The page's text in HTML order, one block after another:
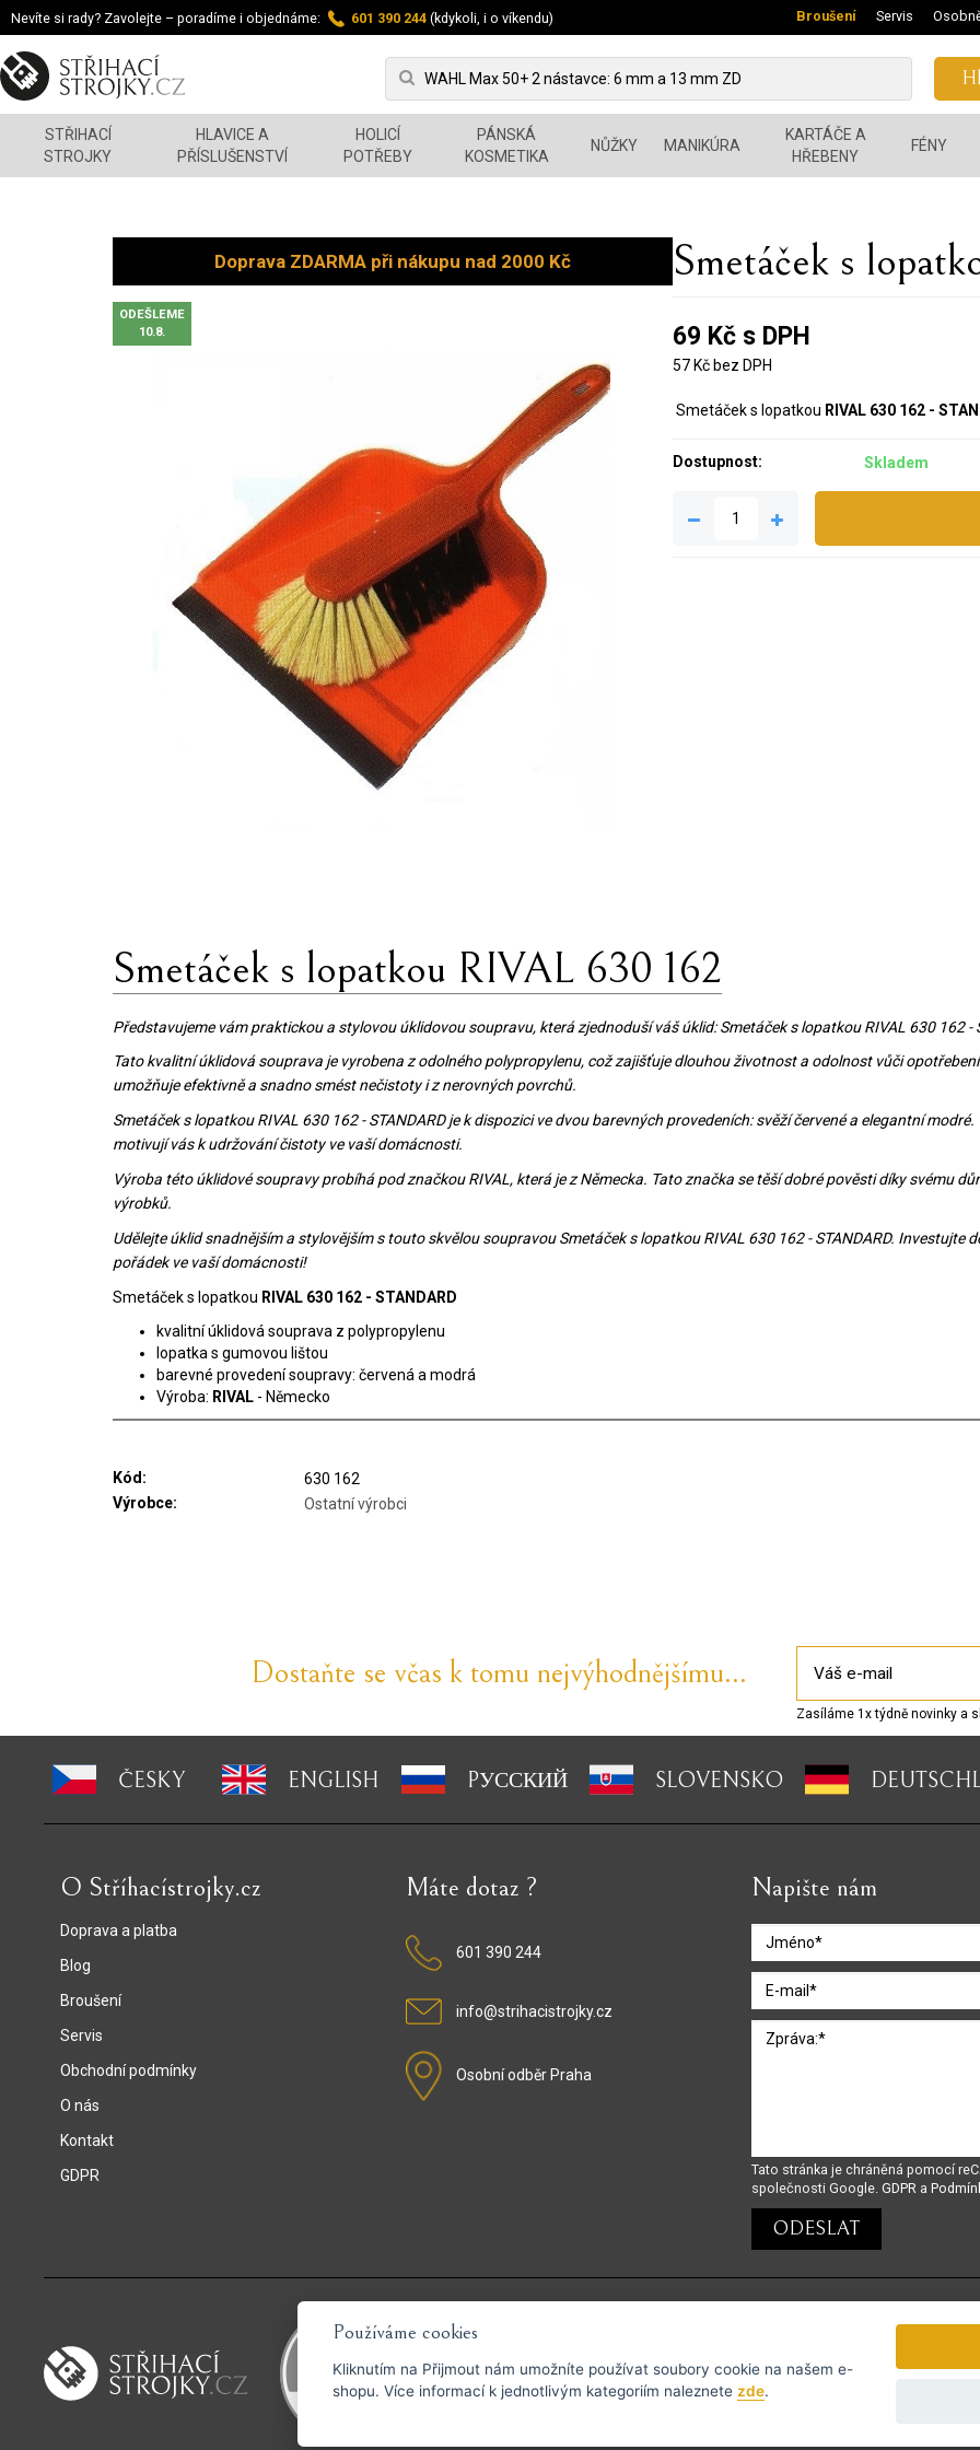
Nevíte si rady? Zavolejte – poradíme i objednáme: 601 390 244 (kdykoli, i o víkendu) Broušení Servis
STŘIHACÍ
STROJKY
HLAVICE A
PŘÍSLUŠENSTVÍ
HOLICÍ
POTŘEBY
PÁNSKÁ
KOSMETIKA
NŮŽKY MANIKÚRA
KARTÁČE A
HŘEBENY
FÉNY
Doprava ZDARMA při nákupu nad 2000 Kč
ODEŠLEME
10.8.
Smetáček s
69 Kč s DPH
57 Kč bez DPH
Smetáček s lopatkou RIVAL 630 162 -
Dostupnost: Skladem
Smetáček s lopatkou RIVAL 630 162
Představujeme vám praktickou a stylovou úklidovou soupravu, která zjednoduší váš úklid: Smetáček s lopatkou RIVAL 630 162 -
Tato kvalitní úklidová souprava je vyrobena z odolného polypropylenu, což zajišťuje dlouhou životnost a odolnost vůči
umožňuje efektivně a snadno smést nečistoty i z nerovných povrchů.
Smetáček s lopatkou RIVAL 630 162 - STANDARD je k dispozici ve dvou barevných provedeních: svěží červené a elegantní
motivují vás k udržování čistoty ve vaší domácnosti.
Výroba této úklidové soupravy probíhá pod značkou RIVAL, která je z Německa. Tato značka se těší dobré pověsti díky svému
výrobků.
Udělejte úklid snadnějším a stylovějším s touto skvělou soupravou Smetáček s lopatkou RIVAL 630 162 - STANDARD.
pořádek ve vaší domácnosti!
Smetáček s lopatkou RIVAL 630 162 - STANDARD
kvalitní úklidová souprava z polypropylenu
lopatka s gumovou lištou
barevné provedení soupravy: červená a modrá
Výroba: RIVAL - Německo
Kód:
630 162
Výrobce:
Ostatní výrobci
Dostaňte se včas k tomu nejvýhodnějšímu...
Zasíláme 1x týdně novinky a
ČESKY ENGLISH PУССКИЙ SLOVENSKO
O Stříhacístrojky.cz
Doprava a platba
Blog
Broušení
Servis
Obchodní podmínky
O nás
Kontakt
GDPR
Máte dotaz ?
601 390 244
info@strihacistrojky.cz
Osobní odběr Praha
Napište nám
Tato stránka je chráněná pomocí
společnosti Google. GDPRa
Používáme cookies
Kliknutím na Přijmout nám umožníte používat soubory cookie na našem e-
shopu. Více informací k jednotlivým kategoriím naleznete zde.